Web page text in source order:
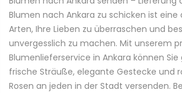
Blumen nach Ankara zu schicken ist eine
Arten, Ihre Lieben zu überraschen und
unvergesslich zu machen. Mit unserem
Blumenlieferservice in Ankara können
frische Sträuße, elegante Gestecke und
Rosen an jeden in der Stadt versenden.